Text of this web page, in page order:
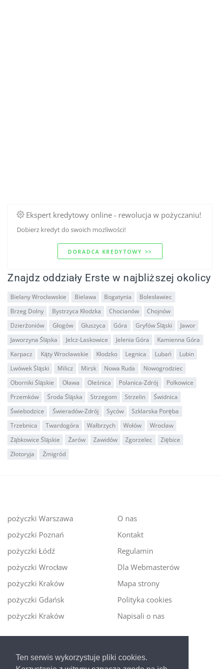
Ten serwis wykorzystuje pliki cookies.
Ekspert kredytowy online - rewolucja w pożyczaniu!
Dobierz kredyt do swoich mozliwości!
DORADCA KREDYTOWY >>
Znajdz oddziały Erste w najbliższej okolicy
Bielany Wrocławskie Bielawa Bogatynia
Bolesławiec
Brzeg Dolny
Bystrzyca Kłodzka Chocianów
Chojnów
Dzierżoniów
Głogów Głuszyca Góra Gryfów Śląski
Jawor
Jaworzyna Śląska
Jelcz-Laskowice Jelenia Góra
Kamienna Góra
Karpacz
Kąty Wrocławskie Kłodzko Legnica Lubań
Lubin
Lwówek Śląski
Milicz Mirsk Nowa Ruda
Nowogrodziec
Oborniki Śląskie
Oława Oleśnica Polanica-Zdrój
Polkowice
Przemków
Środa Śląska Strzegom Strzelin
Świdnica
Świebodzice
Świeradów-Zdrój Syców
Szklarska Poręba
Trzebnica
Twardogóra Wałbrzych Wołów
Wrocław
Ząbkowice Śląskie
Żarów Zawidów Zgorzelec
Ziębice
Złotoryja
Żmigród
pożyczki Warszawa
pożyczki Poznań
pożyczki Łódź
pożyczki Wrocław
pożyczki Kraków
pożyczki Gdańsk
pożyczki Kraków
O nas
Kontakt
Regulamin
Dla Webmasterów
Mapa strony
Polityka cookies
Napisali o nas
Ekspert kredytowy online- nowa era szybkiego i